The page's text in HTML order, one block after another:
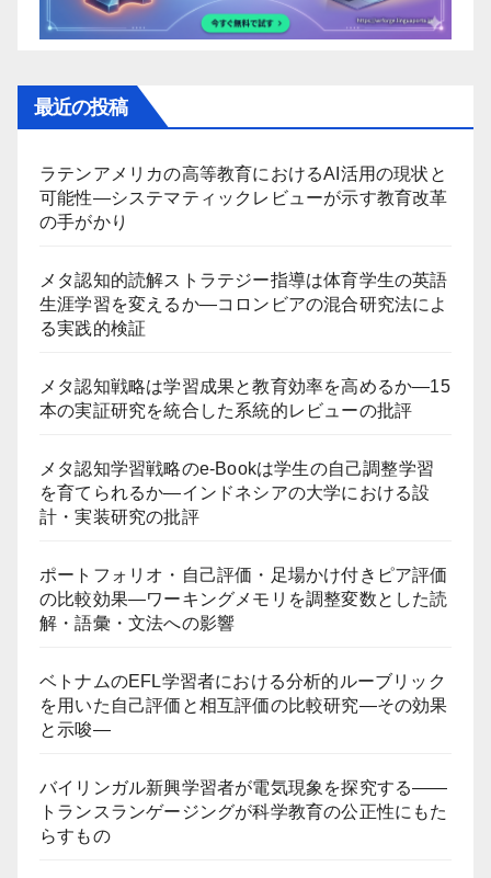
最近の投稿
ラテンアメリカの高等教育におけるAI活用の現状と
可能性―システマティックレビューが示す教育改革
の手がかり
メタ認知的読解ストラテジー指導は体育学生の英語
生涯学習を変えるか―コロンビアの混合研究法によ
る実践的検証
メタ認知戦略は学習成果と教育効率を高めるか―15
本の実証研究を統合した系統的レビューの批評
メタ認知学習戦略のe-Bookは学生の自己調整学習
を育てられるか―インドネシアの大学における設
計・実装研究の批評
ポートフォリオ・自己評価・足場かけ付きピア評価
の比較効果―ワーキングメモリを調整変数とした読
解・語彙・文法への影響
ベトナムのEFL学習者における分析的ルーブリック
を用いた自己評価と相互評価の比較研究―その効果
と示唆―
バイリンガル新興学習者が電気現象を探究する――
トランスランゲージングが科学教育の公正性にもた
らすもの